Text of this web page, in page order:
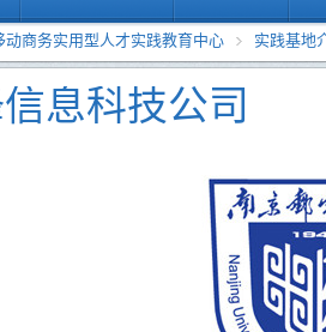
动商务实用型人才实践教育中心 实践基地
息科技公司